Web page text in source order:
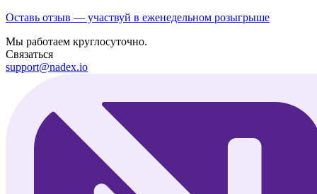
Оставь отзыв — участвуй в еженедельном розыгрыше
Мы работаем круглосуточно.
Связаться
support@nadex.io